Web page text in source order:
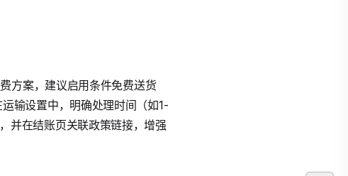
方案，建议启用条件免费送货
输设置中，明确处理时间（如1-
并在结账页关联政策链接，增强